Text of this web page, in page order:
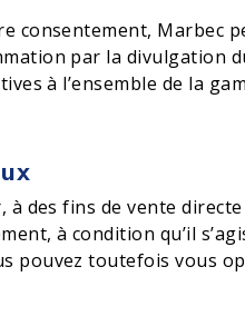
consentement, Marbec
par la divulgation
à l’ensemble de la
des fins de vente
à condition qu’il
pouvez toutefois vous